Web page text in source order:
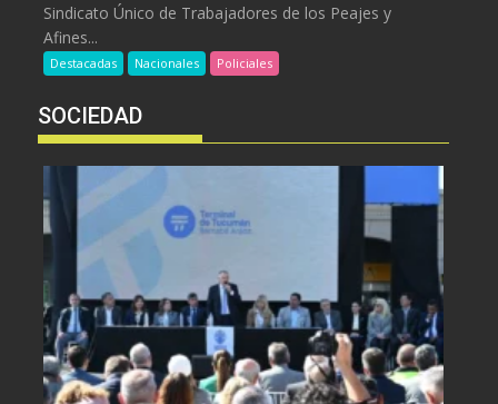
Sindicato Único de Trabajadores de los Peajes y
Afines...
Destacadas Nacionales Policiales
SOCIEDAD